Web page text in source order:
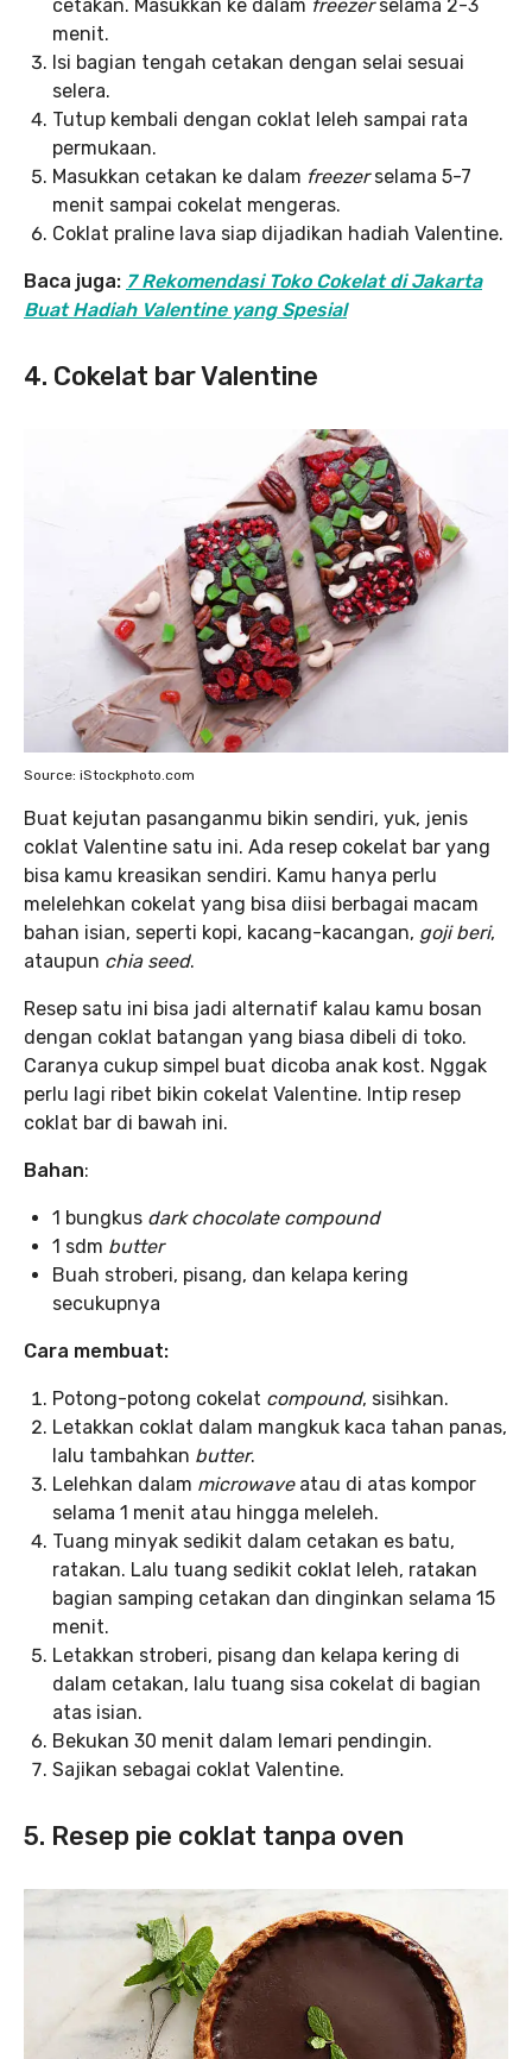
cetakan. Masukkan ke dalam freezerselama 2-3
menit.
Isi bagian tengah cetakan dengan selai sesuai
selera.
Tutup kembali dengan coklat leleh sampai rata
permukaan.
Masukkan cetakan ke dalam freezerselama 5-7
menit sampai cokelat mengeras.
Coklat praline lava siap dijadikan hadiah Valentine.
Baca juga: 7 Rekomendasi Toko Cokelat di Jakarta
Buat Hadiah Valentine yang Spesial
4. Cokelat bar Valentine
Source: iStockphoto.com
Buat kejutan pasanganmu bikin sendiri, yuk, jenis
coklat Valentine satu ini. Ada resep cokelat bar yang
bisa kamu kreasikan sendiri. Kamu hanya perlu
melelehkan cokelat yang bisa diisi berbagai macam
bahan isian, seperti kopi, kacang-kacangan, goji beri,
ataupun chia seed.
Resep satu ini bisa jadi alternatif kalau kamu bosan
dengan coklat batangan yang biasa dibeli di toko.
Caranya cukup simpel buat dicoba anak kost. Nggak
perlu lagi ribet bikin cokelat Valentine. Intip resep
coklat bar di bawah ini.
Bahan:
1 bungkus dark chocolate compound
1 sdm butter
Buah stroberi, pisang, dan kelapa kering
secukupnya
Cara membuat:
Potong-potong cokelat compound, sisihkan.
Letakkan coklat dalam mangkuk kaca tahan panas,
lalu tambahkan butter.
Lelehkan dalam microwave atau di atas kompor
selama 1 menit atau hingga meleleh.
Tuang minyak sedikit dalam cetakan es batu,
ratakan. Lalu tuang sedikit coklat leleh, ratakan
bagian samping cetakan dan dinginkan selama 15
menit.
Letakkan stroberi, pisang dan kelapa kering di
dalam cetakan, lalu tuang sisa cokelat di bagian
atas isian.
Bekukan 30 menit dalam lemari pendingin.
Sajikan sebagai coklat Valentine.
5. Resep pie coklat tanpa oven